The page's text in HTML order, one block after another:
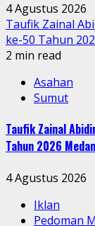
4 Agustus 2026
Taufik Zainal
ke-50 Tahun
2 min read
Asahan
Sumut
Taufik Zainal
Tahun 2026 Medan
4 Agustus 2026
Iklan
Pedoman